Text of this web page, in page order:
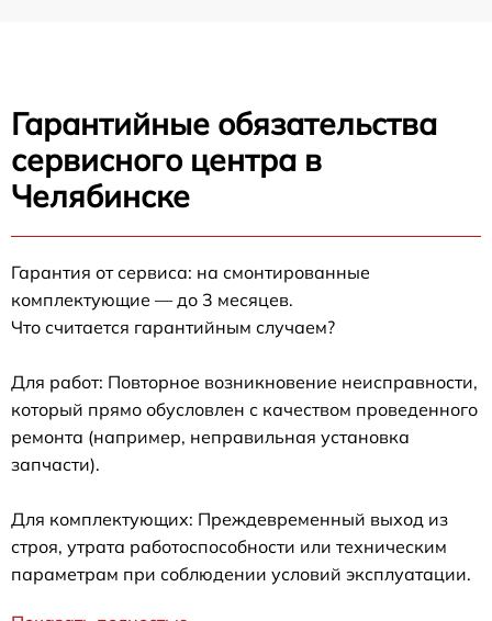
Гарантийные обязательства
сервисного центра в
Челябинске
Гарантия от сервиса: на смонтированные
комплектующие — до 3 месяцев.
Что считается гарантийным случаем?
Для работ: Повторное возникновение неисправности,
который прямо обусловлен с качеством проведенного
ремонта (например, неправильная установка
запчасти).
Для комплектующих: Преждевременный выход из
строя, утрата работоспособности или техническим
параметрам при соблюдении условий эксплуатации.